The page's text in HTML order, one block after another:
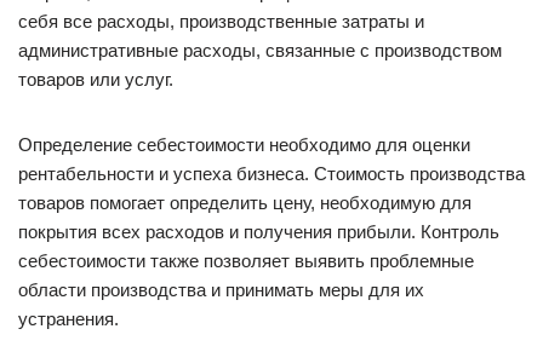
себя все расходы, производственные затраты и
административные расходы, связанные с производством
товаров или услуг.
Определение себестоимости необходимо для оценки
рентабельности и успеха бизнеса. Стоимость производства
товаров помогает определить цену, необходимую для
покрытия всех расходов и получения прибыли. Контроль
себестоимости также позволяет выявить проблемные
области производства и принимать меры для их
устранения.